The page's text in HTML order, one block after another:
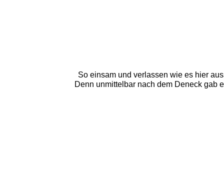
So einsam und verlassen wie es hier
Denn unmittelbar nach dem Deneck gab